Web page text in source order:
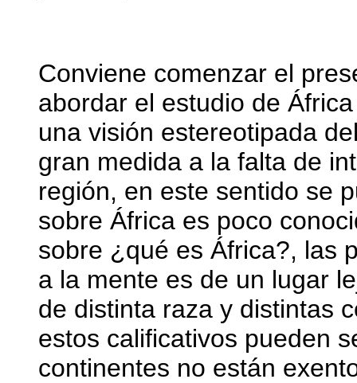
Conviene comenzar el
abordar el estudio de
una visión estereotipada
gran medida a la falta de
región, en este sentido se
sobre África es poco
sobre ¿qué es África?, las
a la mente es de un lugar
de distinta raza y distintas
estos calificativos pueden
continentes no están